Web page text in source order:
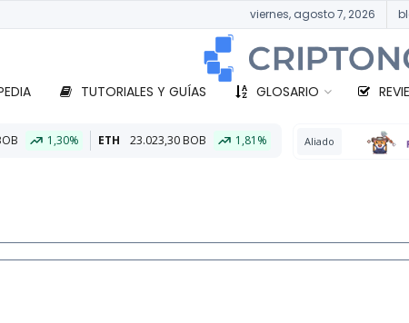
viernes, agosto 7, 2026
TUTORIALES Y GUÍAS GLOSARIO
BOB 1,81% Aliado